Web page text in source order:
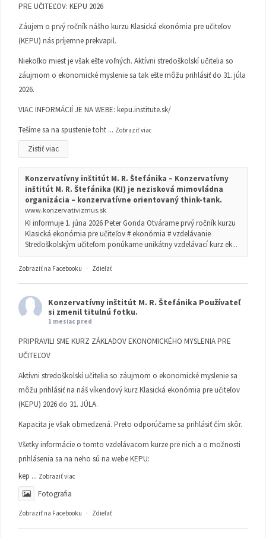
PRE UČITEĽOV: KEPU 2026
Záujem o prvý ročník nášho kurzu Klasická ekonómia pre učiteľov
(KEPU) nás príjemne prekvapil.
Niekoľko miest je však ešte voľných. Aktívni stredoškolskí učitelia so
záujmom o ekonomické myslenie sa tak ešte môžu prihlásiť do 31. júla
2026.
VIAC INFORMÁCIÍ JE NA WEBE: kepu.institute.sk/
Tešíme sa na spustenie toht ... Zobraziť viac
Zistiť viac
Konzervatívny inštitút M. R. Štefánika – Konzervatívny
inštitút M. R. Štefánika (KI) je nezisková mimovládna
organizácia – konzervatívne orientovaný think-tank.
www.konzervativizmus.sk
KI informuje 1. júna 2026 Peter Gonda Otvárame prvý ročník kurzu
Klasická ekonómia pre učiteľov # ekonómia # vzdelávanie
Stredoškolským učiteľom ponúkame unikátny vzdelávací kurz ek...
Zobraziť na Facebooku · Zdieľať
Konzervatívny inštitút M. R. Štefánika Používateľ
si zmenil titulnú fotku.
1 mesiac pred
PRIPRAVILI SME KURZ ZÁKLADOV EKONOMICKÉHO MYSLENIA PRE
UČITEĽOV
Aktívni stredoškolskí učitelia so záujmom o ekonomické myslenie sa
môžu prihlásiť na náš víkendový kurz Klasická ekonómia pre učiteľov
(KEPU) 2026 do 31. JÚLA.
Kapacita je však obmedzená. Preto odporúčame sa prihlásiť čím skôr.
Všetky informácie o tomto vzdelávacom kurze pre nich a o možnosti
prihlásenia sa na neho sú na webe KEPU:
kep ... Zobraziť viac
Fotografia
Zobraziť na Facebooku · Zdieľať